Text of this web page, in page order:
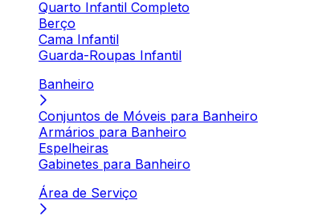
Quarto Infantil Completo
Berço
Cama Infantil
Guarda-Roupas Infantil
Banheiro
Conjuntos de Móveis para Banheiro
Armários para Banheiro
Espelheiras
Gabinetes para Banheiro
Área de Serviço